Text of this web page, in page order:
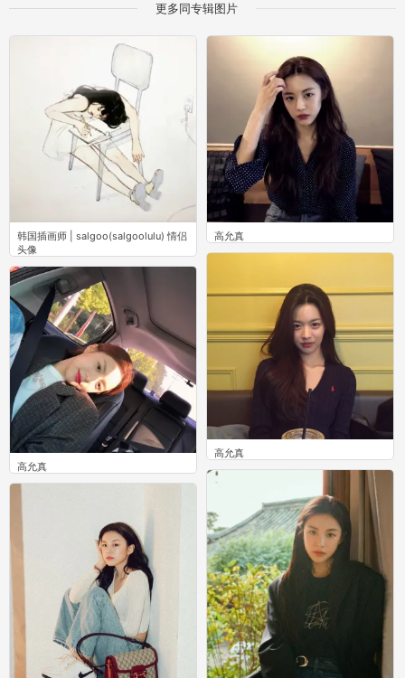
更多同专辑图片
高允真
2
韩国插画师 | salgoo(salgoolulu) 情侣
头像
0
高允真
0
高允真
1